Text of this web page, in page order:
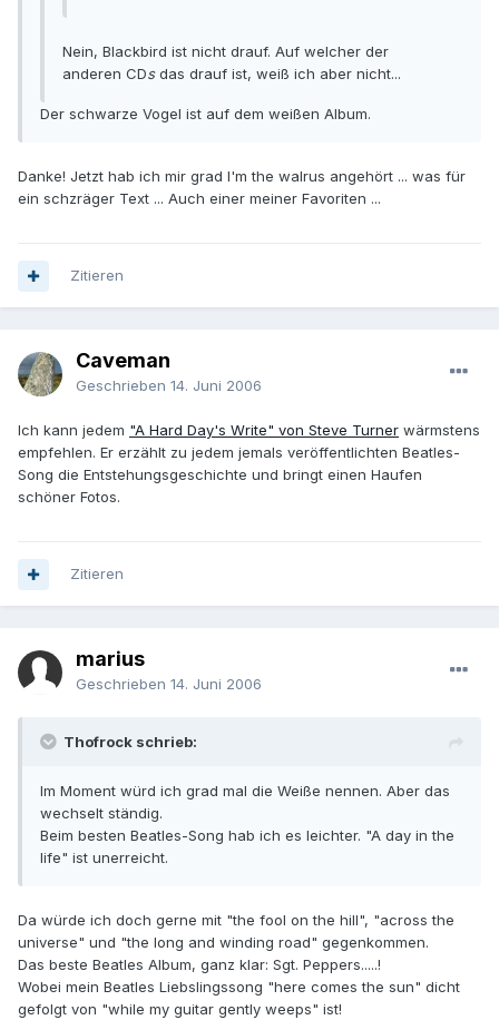
Nein, Blackbird ist nicht drauf. Auf welcher der
anderen CDsdas drauf ist, weiß ich aber nicht...
Der schwarze Vogel ist auf dem weißen Album.
Danke! Jetzt hab ich mir grad I'm the walrus angehört ... was für
ein schzräger Text ... Auch einer meiner Favoriten ...
Zitieren
Caveman
Geschrieben 14. Juni 2006
Ich kann jedem "A Hard Day's Write" von Steve Turner wärmstens
empfehlen. Er erzählt zu jedem jemals veröffentlichten Beatles-
Song die Entstehungsgeschichte und bringt einen Haufen
schöner Fotos.
Zitieren
marius
Geschrieben 14. Juni 2006
Thofrock schrieb:
Im Moment würd ich grad mal die Weiße nennen. Aber das
wechselt ständig.
Beim besten Beatles-Song hab ich es leichter. "A day in the
life" ist unerreicht.
Da würde ich doch gerne mit "the fool on the hill", "across the
universe" und "the long and winding road" gegenkommen.
Das beste Beatles Album, ganz klar: Sgt. Peppers.....!
Wobei mein Beatles Liebslingssong "here comes the sun" dicht
gefolgt von "while my guitar gently weeps" ist!